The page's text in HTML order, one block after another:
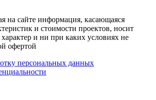
на сайте информация, касающаяся
и стоимости проектов, носит
и ни при каких условиях не
офертой
персональных данных